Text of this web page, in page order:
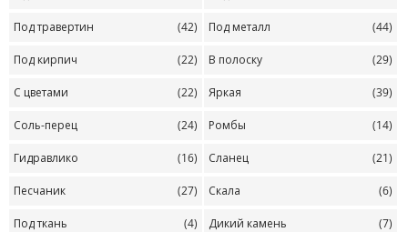
Под травертин (42) Под металл (44)
Под кирпич (22) В полоску (29)
С цветами (22) Яркая (39)
Соль-перец (24) Ромбы (14)
Гидравлико (16) Сланец (21)
Песчаник (27) Скала (6)
Под ткань (4) Дикий камень (7)